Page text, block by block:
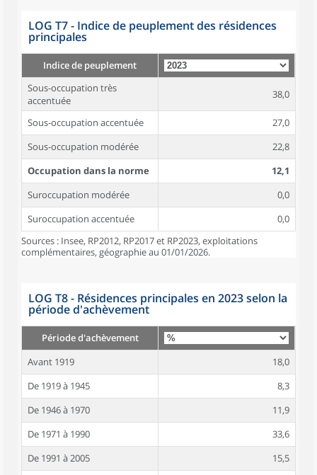
LOG T7 - Indice de peuplement des résidences
principales
Indice de peuplement
Sous-occupation très
accentuée
38,0
Sous-occupation accentuée
27,0
Sous-occupation modérée
22,8
Occupation dans la norme
12,1
Suroccupation modérée
0,0
Suroccupation accentuée
0,0
Sources : Insee, RP2012, RP2017 et RP2023, exploitations
complémentaires, géographie au 01/01/2026.
LOG T8 - Résidences principales en 2023 selon la
période d'achèvement
Période d'achèvement
Avant 1919
18,0
De 1919 à 1945
8,3
De 1946 à 1970
11,9
De 1971 à 1990
33,6
De 1991 à 2005
15,5